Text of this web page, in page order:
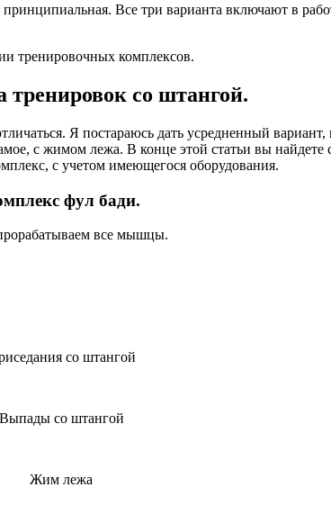
Все три варианта включают в
тренировочных комплексов.
тренировок со штангой.
Я постараюсь дать усредненный
с жимом лежа. В конце этой статьи вы
с учетом имеющегося оборудования.
фул бади.
все мышцы.
со штангой
Выпады со штангой
Жим лежа